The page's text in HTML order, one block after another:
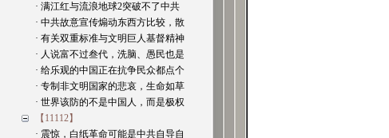
· 满江红与流浪地球2突破不了中共
· 中共故意宣传煽动东西方比较，散
· 有关双重标准与文明巨人基督精神
· 人说富不过叁代，洗脑、愚民也是
· 给乐观的中国正在抗争民众都点个
· 专制非文明国家的悲哀，生命如草
· 世界该防的不是中国人，而是极权
【11112】
· 震惊，白纸革命可能是中共自导自